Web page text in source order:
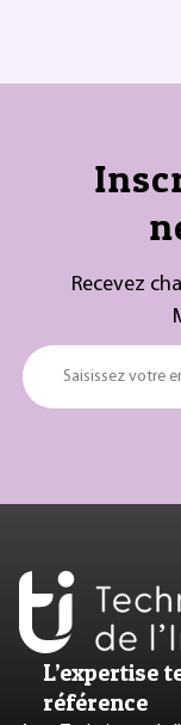
Recevez
Saisissez votre
L’expertise
référence